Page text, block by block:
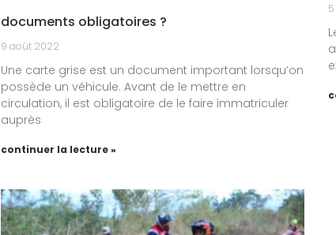
documents obligatoires ?
9 août 2022
Une carte grise est un document important lorsqu’on
possède un véhicule. Avant de le mettre en
circulation, il est obligatoire de le faire immatriculer
auprès
continuer la lecture »